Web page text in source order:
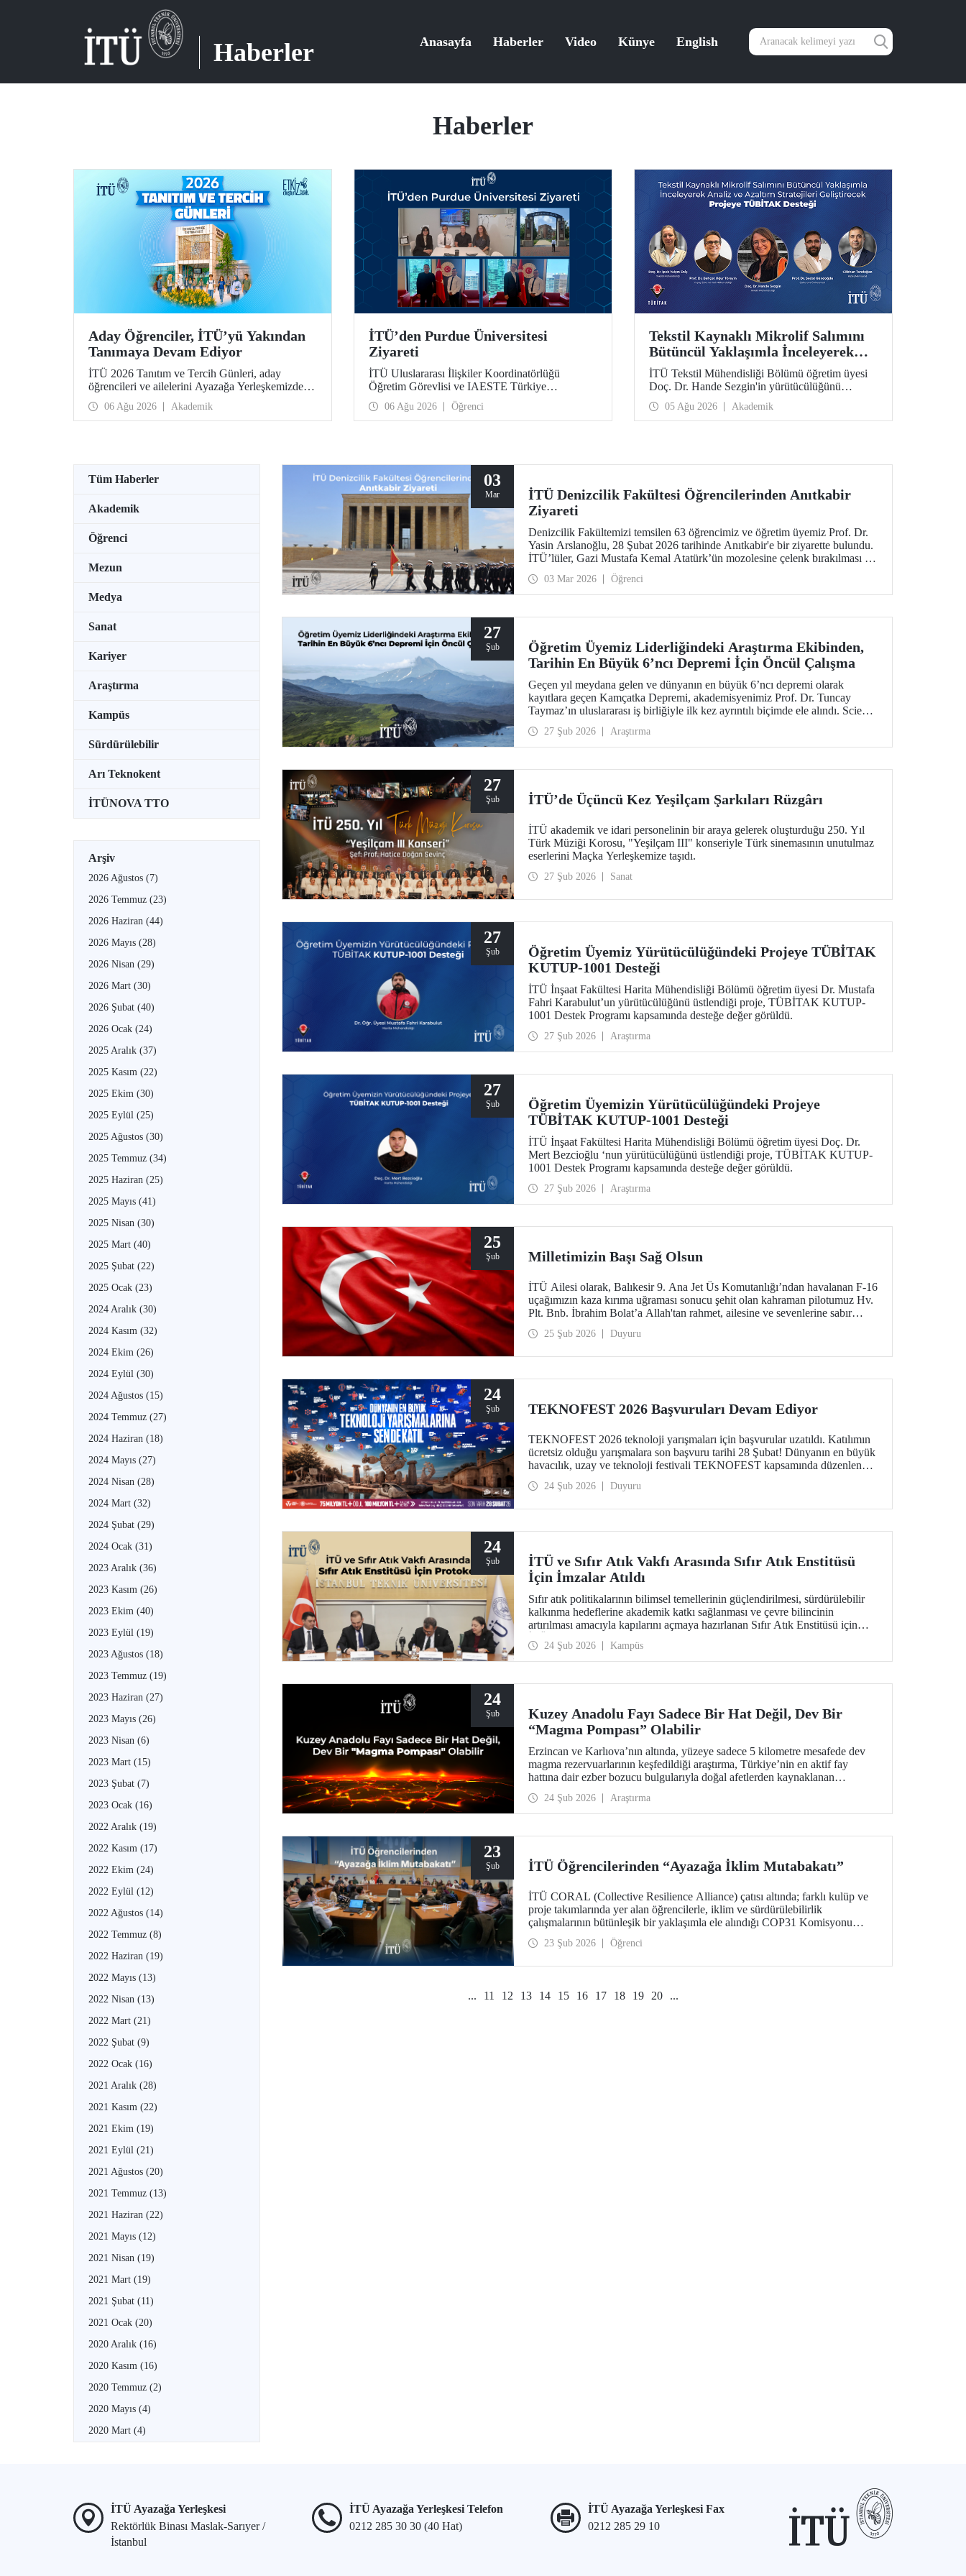
Haberler Anasayfa Haberler Video Künye English
Haberler
Aday Öğrenciler, İTÜ’yü Yakından
Tanımaya Devam Ediyor
İTÜ 2026 Tanıtım ve Tercih Günleri, aday
öğrencileri ve ailelerini Ayazağa Yerleşkemizde
ağırlamaya devam ediyor. Tanıtım ve Tercih
Günleri 7 Ağustos’ta tamamlanacak, ilgili fakülte
ve birimler adaylara bilgi vermeye devam edecek.
06 Ağu 2026 Akademik
İTÜ’den Purdue Üniversitesi
Ziyareti
İTÜ Uluslararası İlişkiler Koordinatörlüğü
Öğretim Görevlisi ve IAESTE Türkiye
Sorumlusu Cahit Okan, akademik ilişkileri ve iş
birliğini geliştirmek amacıyla 20-27 Temmuz
tarihlerinde ABD’de dünyanın önde gelen
06 Ağu 2026 Öğrenci
Tekstil Kaynaklı Mikrolif Salımını
Bütüncül Yaklaşımla İnceleyerek
Analiz ve Azaltım Stratejileri
Geliştirecek Projeye TÜBİTAK
Desteği
İTÜ Tekstil Mühendisliği Bölümü öğretim üyesi
Doç. Dr. Hande Sezgin'in yürütücülüğünü
üstlendiği “Sürdürülebilir Pamuk ve Polyester
Esaslı Tekstil Ürünlerinde Kullanım Koşullarına
Bağlı Mikrolif Salımı: Aşınma, UV Maruziyeti ve
proje, TÜBİTAK 2515 – COST Aksiyon Üyeleri
desteklenmeye hak kazandı.
05 Ağu 2026 Akademik
Tüm Haberler
Akademik
Öğrenci
Mezun
Medya
Sanat
Kariyer
Araştırma
Kampüs
Sürdürülebilir
Arı Teknokent
İTÜNOVA TTO
Arşiv
2026 Ağustos (7)
2026 Temmuz (23)
2026 Haziran (44)
2026 Mayıs (28)
2026 Nisan (29)
2026 Mart (30)
2026 Şubat (40)
2026 Ocak (24)
2025 Aralık (37)
2025 Kasım (22)
2025 Ekim (30)
2025 Eylül (25)
2025 Ağustos (30)
2025 Temmuz (34)
2025 Haziran (25)
2025 Mayıs (41)
2025 Nisan (30)
2025 Mart (40)
2025 Şubat (22)
2025 Ocak (23)
2024 Aralık (30)
2024 Kasım (32)
2024 Ekim (26)
2024 Eylül (30)
2024 Ağustos (15)
2024 Temmuz (27)
2024 Haziran (18)
2024 Mayıs (27)
2024 Nisan (28)
2024 Mart (32)
2024 Şubat (29)
2024 Ocak (31)
2023 Aralık (36)
2023 Kasım (26)
2023 Ekim (40)
2023 Eylül (19)
2023 Ağustos (18)
2023 Temmuz (19)
2023 Haziran (27)
2023 Mayıs (26)
2023 Nisan (6)
2023 Mart (15)
2023 Şubat (7)
2023 Ocak (16)
2022 Aralık (19)
2022 Kasım (17)
2022 Ekim (24)
2022 Eylül (12)
2022 Ağustos (14)
2022 Temmuz (8)
2022 Haziran (19)
2022 Mayıs (13)
2022 Nisan (13)
2022 Mart (21)
2022 Şubat (9)
2022 Ocak (16)
2021 Aralık (28)
2021 Kasım (22)
2021 Ekim (19)
2021 Eylül (21)
2021 Ağustos (20)
2021 Temmuz (13)
2021 Haziran (22)
2021 Mayıs (12)
2021 Nisan (19)
2021 Mart (19)
2021 Şubat (11)
2021 Ocak (20)
2020 Aralık (16)
2020 Kasım (16)
2020 Temmuz (2)
2020 Mayıs (4)
2020 Mart (4)
03
Mar
İTÜ Denizcilik Fakültesi Öğrencilerinden Anıtkabir
Ziyareti
Denizcilik Fakültemizi temsilen 63 öğrencimiz ve öğretim üyemiz Prof. Dr.
Yasin Arslanoğlu, 28 Şubat 2026 tarihinde Anıtkabir'e bir ziyarette bulundu.
İTÜ’lüler, Gazi Mustafa Kemal Atatürk’ün mozolesine çelenk bırakılması ve
anı defterinin imzalanmasının ardından Anıtkabir Atatürk ve Kurtuluş Savaşı
Müzesi’ni gezdi.
03 Mar 2026 Öğrenci
27
Şub
Öğretim Üyemiz Liderliğindeki Araştırma Ekibinden,
Tarihin En Büyük 6’ncı Depremi İçin Öncül Çalışma
Geçen yıl meydana gelen ve dünyanın en büyük 6’ncı depremi olarak
kayıtlara geçen Kamçatka Depremi, akademisyenimiz Prof. Dr. Tuncay
Taymaz’ın uluslararası iş birliğiyle ilk kez ayrıntılı biçimde ele alındı. Science
dinamikleri ve doğal afet zararlarına yönelik değerli sismolojik bulgular
ortaya koydu.
27 Şub 2026 Araştırma
27
Şub İTÜ’de Üçüncü Kez Yeşilçam Şarkıları Rüzgârı
İTÜ akademik ve idari personelinin bir araya gelerek oluşturduğu 250. Yıl
Türk Müziği Korosu, "Yeşilçam III" konseriyle Türk sinemasının unutulmaz
eserlerini Maçka Yerleşkemize taşıdı.
27 Şub 2026 Sanat
27
Şub
Öğretim Üyemiz Yürütücülüğündeki Projeye TÜBİTAK
KUTUP-1001 Desteği
İTÜ İnşaat Fakültesi Harita Mühendisliği Bölümü öğretim üyesi Dr. Mustafa
Fahri Karabulut’un yürütücülüğünü üstlendiği proje, TÜBİTAK KUTUP-
1001 Destek Programı kapsamında desteğe değer görüldü.
27 Şub 2026 Araştırma
27
Şub
Öğretim Üyemizin Yürütücülüğündeki Projeye
TÜBİTAK KUTUP-1001 Desteği
İTÜ İnşaat Fakültesi Harita Mühendisliği Bölümü öğretim üyesi Doç. Dr.
Mert Bezcioğlu ‘nun yürütücülüğünü üstlendiği proje, TÜBİTAK KUTUP-
1001 Destek Programı kapsamında desteğe değer görüldü.
27 Şub 2026 Araştırma
25
Şub Milletimizin Başı Sağ Olsun
İTÜ Ailesi olarak, Balıkesir 9. Ana Jet Üs Komutanlığı’ndan havalanan F-16
uçağımızın kaza kırıma uğraması sonucu şehit olan kahraman pilotumuz Hv.
Plt. Bnb. İbrahim Bolat’a Allah'tan rahmet, ailesine ve sevenlerine sabır
25 Şub 2026 Duyuru
24
Şub TEKNOFEST 2026 Başvuruları Devam Ediyor
TEKNOFEST 2026 teknoloji yarışmaları için başvurular uzatıldı. Katılımın
ücretsiz olduğu yarışmalara son başvuru tarihi 28 Şubat! Dünyanın en büyük
havacılık, uzay ve teknoloji festivali TEKNOFEST kapsamında düzenlenen
24 Şub 2026 Duyuru
24
Şub
İTÜ ve Sıfır Atık Vakfı Arasında Sıfır Atık Enstitüsü
İçin İmzalar Atıldı
Sıfır atık politikalarının bilimsel temellerinin güçlendirilmesi, sürdürülebilir
kalkınma hedeflerine akademik katkı sağlanması ve çevre bilincinin
artırılması amacıyla kapılarını açmaya hazırlanan Sıfır Atık Enstitüsü için
24 Şub 2026 Kampüs
24
Şub
Kuzey Anadolu Fayı Sadece Bir Hat Değil, Dev Bir
“Magma Pompası” Olabilir
Erzincan ve Karlıova’nın altında, yüzeye sadece 5 kilometre mesafede dev
magma rezervuarlarının keşfedildiği araştırma, Türkiye’nin en aktif fay
hattına dair ezber bozucu bulgularıyla doğal afetlerden kaynaklanan
24 Şub 2026 Araştırma
23
Şub İTÜ Öğrencilerinden “Ayazağa İklim Mutabakatı”
İTÜ CORAL (Collective Resilience Alliance) çatısı altında; farklı kulüp ve
proje takımlarında yer alan öğrencilerle, iklim ve sürdürülebilirlik
çalışmalarının bütünleşik bir yaklaşımla ele alındığı COP31 Komisyonu
toplantısı Ayazağa Yerleşkemizde düzenlendi.
23 Şub 2026 Öğrenci
... 11 12 13 14 15 16 17 18 19 20 ...
İTÜ Ayazağa Yerleşkesi
Rektörlük Binası Maslak-Sarıyer /
İstanbul
İTÜ Ayazağa Yerleşkesi Telefon
0212 285 30 30 (40 Hat)
İTÜ Ayazağa Yerleşkesi Fax
0212 285 29 10